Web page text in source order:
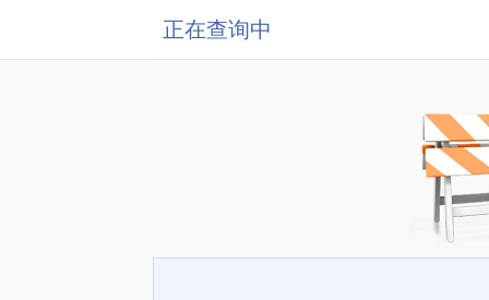
正在查询中